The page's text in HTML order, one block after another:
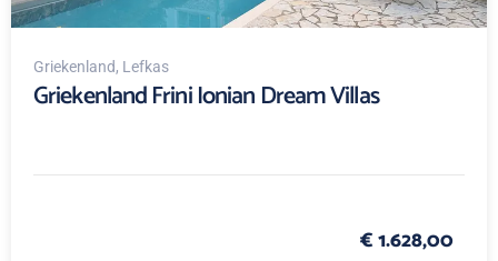
Griekenland, Lefkas
Griekenland Frini Ionian Dream Villas
€ 1.628,00